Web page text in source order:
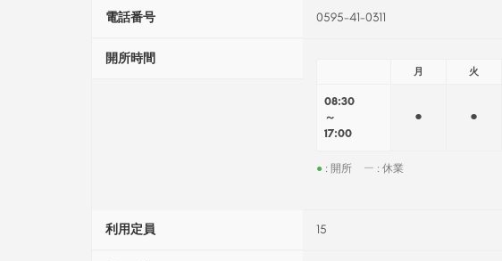
電話番号 0595-41-0311
開所時間
月 火
08:30
～
17:00
● ●
● : 開所 ー : 休業
利用定員 15